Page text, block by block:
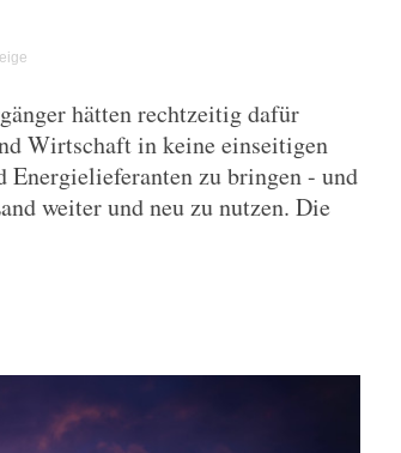
hätten rechtzeitig dafür
Wirtschaft in keine einseitigen
Energielieferanten zu bringen - und
weiter und neu zu nutzen. Die